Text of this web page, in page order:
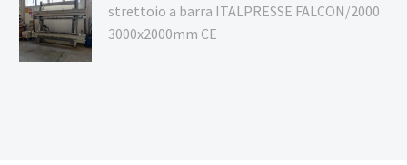
strettoio a barra ITALPRESSE FALCON/2000
3000x2000mm CE